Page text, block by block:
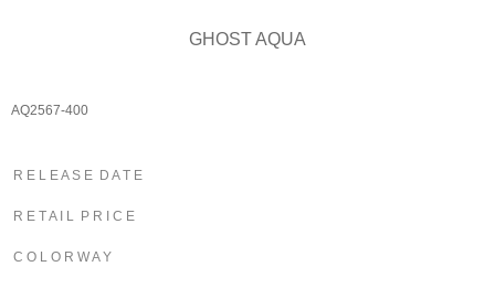
GHOST AQUA
AQ2567-400
R E L E A S E D A T E
R E T A I L P R I C E
C O L O R W A Y